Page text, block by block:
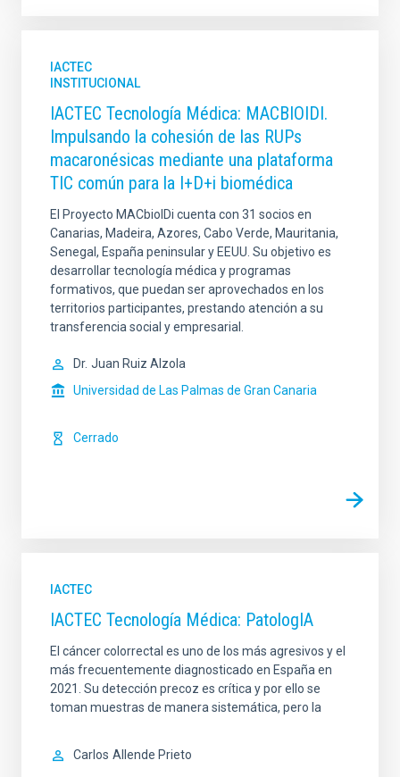
IACTEC
INSTITUCIONAL
IACTEC Tecnología Médica: MACBIOIDI.
Impulsando la cohesión de las RUPs
macaronésicas mediante una plataforma
TIC común para la I+D+i biomédica
El Proyecto MACbioIDi cuenta con 31 socios en
Canarias, Madeira, Azores, Cabo Verde, Mauritania,
Senegal, España peninsular y EEUU. Su objetivo es
desarrollar tecnología médica y programas
formativos, que puedan ser aprovechados en los
territorios participantes, prestando atención a su
transferencia social y empresarial.
Dr. Juan Ruiz Alzola
Universidad de Las Palmas de Gran Canaria
Cerrado
IACTEC
IACTEC Tecnología Médica: PatologIA
El cáncer colorrectal es uno de los más agresivos y el
más frecuentemente diagnosticado en España en
2021. Su detección precoz es crítica y por ello se
toman muestras de manera sistemática, pero la
Carlos Allende Prieto